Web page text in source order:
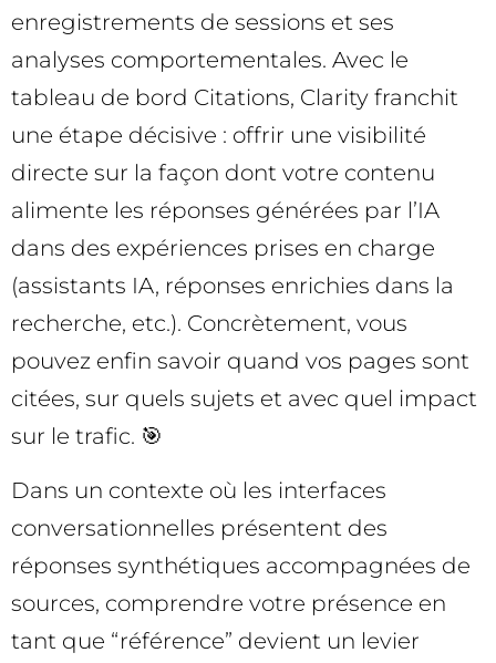
enregistrements de sessions et ses
analyses comportementales. Avec le
tableau de bord Citations, Clarity franchit
une étape décisive : offrir une visibilité
directe sur la façon dont votre contenu
alimente les réponses générées par l’IA
dans des expériences prises en charge
(assistants IA, réponses enrichies dans la
recherche, etc.). Concrètement, vous
pouvez enfin savoir quand vos pages sont
citées, sur quels sujets et avec quel impact
sur le trafic. 🎯
Dans un contexte où les interfaces
conversationnelles présentent des
réponses synthétiques accompagnées de
sources, comprendre votre présence en
tant que “référence” devient un levier